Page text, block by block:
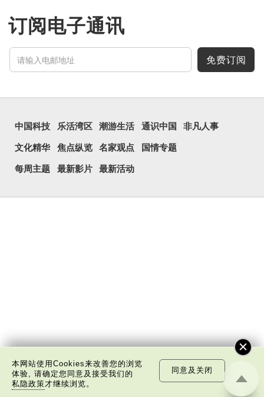
订阅电子通讯
免费订阅
中国科技 乐活湾区 潮游生活 通识中国 非凡人事
文化精华 焦点纵览 名家观点 国情专题
每周主题 最新影片 最新活动
本网站使用Cookies来改善您的浏览
体验, 请确定您同意及接受我们的
私隐政策才继续浏览。
同意及关闭